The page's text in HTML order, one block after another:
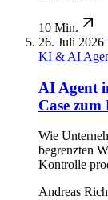
10 Min.
26. Juli 2026
KI & AI
AI Agent
Case zum
Wie
begrenzten
Kontrolle
Andreas